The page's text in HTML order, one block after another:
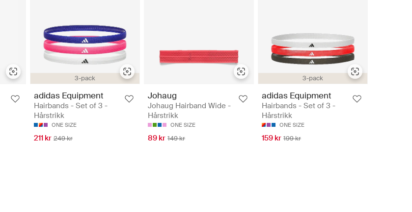
3-pack
adidas Equipment
Hairbands - Set of 3 -
Hårstrikk
ONE SIZE
211 kr 249 kr
Johaug
Johaug Hairband Wide -
Hårstrikk
ONE SIZE
89 kr 149 kr
3-pack
adidas Equipment
Hairbands - Set of 3 -
Hårstrikk
ONE SIZE
159 kr 199 kr